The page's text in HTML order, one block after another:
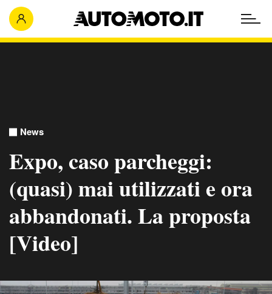
News
Expo, caso parcheggi:
(quasi) mai utilizzati e ora
abbandonati. La proposta
[Video]